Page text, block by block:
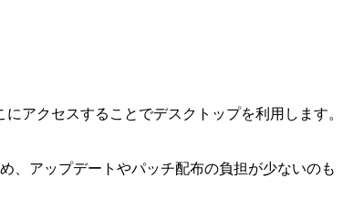
アクセスすることでデスクトップを利用します。
、アップデートやパッチ配布の負担が少ないのも